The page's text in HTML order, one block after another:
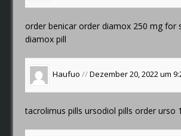
order benicarorder diamox 250 mg for
diamox pill
Haufuo //Dezember 20, 2022 um
tacrolimus pillsursodiol pills order urso